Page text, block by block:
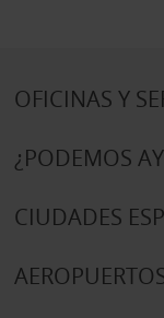
OFICINAS Y
¿PODEMOS
CIUDADES